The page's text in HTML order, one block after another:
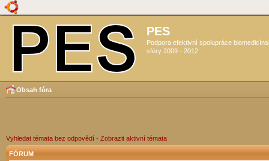
PES
Podpora efektivní spolupráce
sféry 2009 - 2012
Obsah fóra
Vyhledat témata bez odpovědí • Zobrazit aktivní témata
FÓRUM